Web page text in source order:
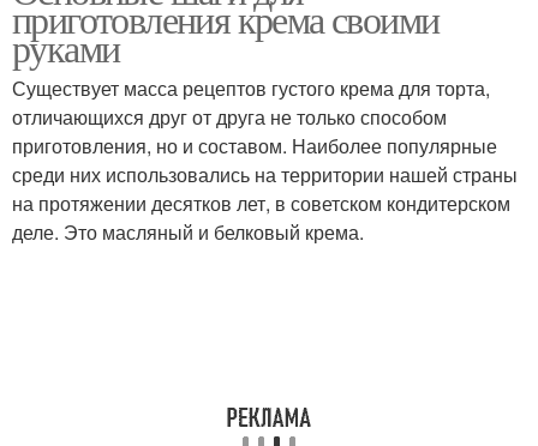
приготовления крема своими
руками
Существует масса рецептов густого крема для торта,
отличающихся друг от друга не только способом
приготовления, но и составом. Наиболее популярные
среди них использовались на территории нашей страны
на протяжении десятков лет, в советском кондитерском
деле. Это масляный и белковый крема.